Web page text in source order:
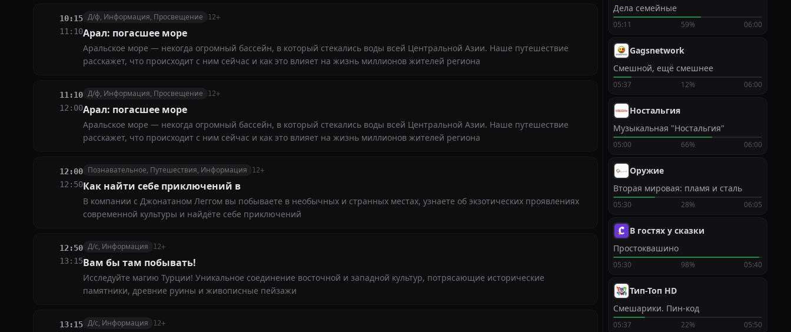
10:15
11:10
Д/ф, Информация, Просвещение 12+
Арал: погасшее море
Аральское море — некогда огромный бассейн, в который стекались воды всей Центральной Азии. Наше путешествие
расскажет, что происходит с ним сейчас и как это влияет на жизнь миллионов жителей региона
11:10
12:00
Д/ф, Информация, Просвещение 12+
Арал: погасшее море
Аральское море — некогда огромный бассейн, в который стекались воды всей Центральной Азии. Наше путешествие
расскажет, что происходит с ним сейчас и как это влияет на жизнь миллионов жителей региона
12:00
12:50
Познавательное, Путешествия, Информация 12+
Как найти себе приключений в
В компании с Джонатаном Леггом вы побываете в необычных и странных местах, узнаете об экзотических проявлениях
современной культуры и найдёте себе приключений
12:50
13:15
Д/с, Информация 12+
Вам бы там побывать!
Исследуйте магию Турции! Уникальное соединение восточной и западной культур, потрясающие исторические
памятники, древние руины и живописные пейзажи
13:15 Д/с, Информация 12+
Дела семейные
05:11 59% 06:00
Gagsnetwork
Смешной, ещё смешнее
05:37 12% 06:00
Ностальгия
Музыкальная "Ностальгия"
05:00 66% 06:00
Оружие
Вторая мировая: пламя и сталь
05:30 28% 06:05
В гостях у сказки
Простоквашино
05:30 98% 05:40
Тип-Топ HD
Смешарики. Пин-код
05:37 22% 05:50